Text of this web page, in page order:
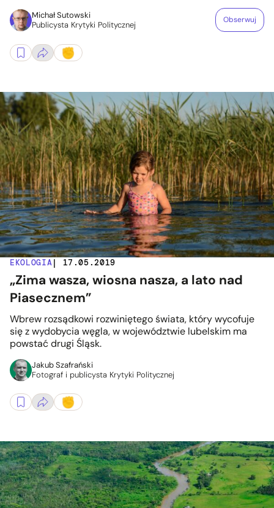
Michał Sutowski
Publicysta Krytyki Politycznej
Obserwuj
EKOLOGIA| 17.05.2019
„Zima wasza, wiosna nasza, a lato nad
Piasecznem”
Wbrew rozsądkowi rozwiniętego świata, który wycofuje
się z wydobycia węgla, w województwie lubelskim ma
powstać drugi Śląsk.
Jakub Szafrański
Fotograf i publicysta Krytyki Politycznej